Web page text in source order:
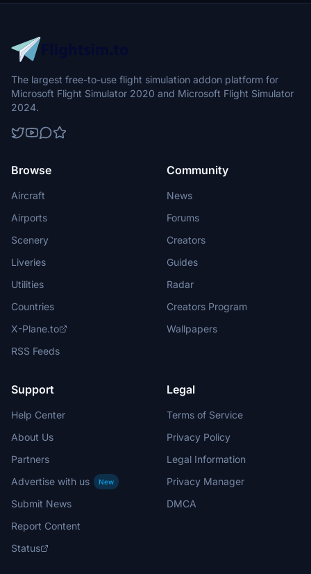
The largest free-to-use flight simulation addon platform for
Microsoft Flight Simulator 2020 and Microsoft Flight Simulator
2024.
Browse
Aircraft
Airports
Scenery
Liveries
Utilities
Countries
X-Plane.to
RSS Feeds
Community
News
Forums
Creators
Guides
Radar
Creators Program
Wallpapers
Support
Help Center
About Us
Partners
Advertise with us
New
Submit News
Report Content
Status
Legal
Terms of Service
Privacy Policy
Legal Information
Privacy Manager
DMCA